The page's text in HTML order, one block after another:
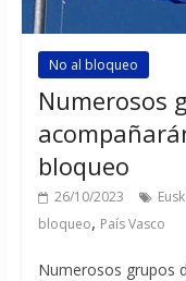
No al bloqueo
Numerosos
bloqueo
26/10/2023
bloqueo, País Vasco
Numerosos grupos